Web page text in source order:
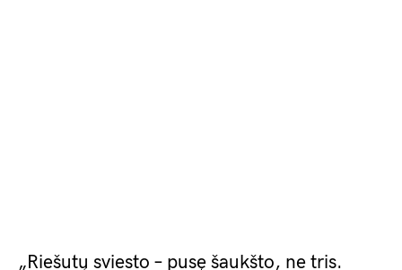
„Riešutų sviesto – pusę šaukšto, ne tris.